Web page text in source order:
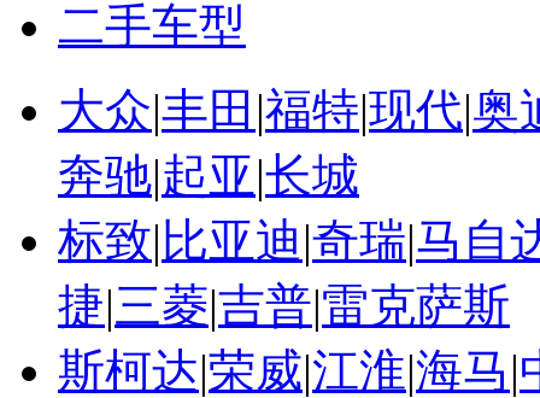
二手车型
大众|丰田 |福特|现代|奥
奔驰|起亚|长城
标致| 比亚迪|奇瑞|马自
捷|三菱|吉普|雷克萨斯
斯柯达|荣威|江淮|海马|